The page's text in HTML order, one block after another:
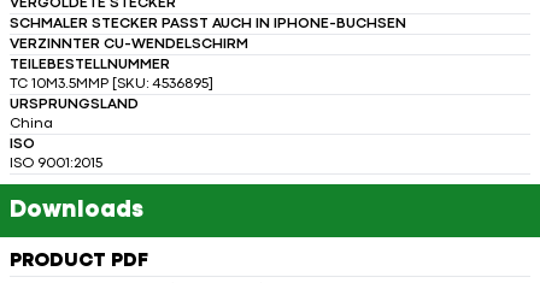
VERGOLDETE STECKER
SCHMALER STECKER PASST AUCH IN IPHONE-BUCHSEN
VERZINNTER CU-WENDELSCHIRM
TEILEBESTELLNUMMER
TC 10M3.5MMP [SKU: 4536895]
URSPRUNGSLAND
China
ISO
ISO 9001:2015
Downloads
PRODUCT PDF